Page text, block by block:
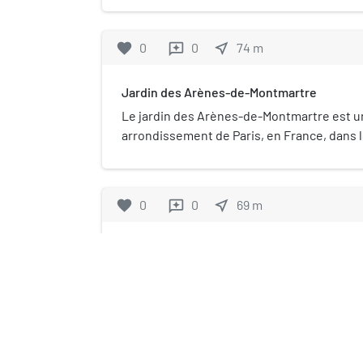
favorite 0 reviews 0 near_me 74 m
Jardin des Arènes-de-Montmartre
Le jardin des Arènes-de-Montmartre est
arrondissement de Paris, en France, dans
favorite 0 reviews 0 near_me 69 m